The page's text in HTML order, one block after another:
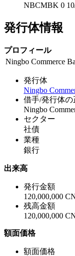
NBCMBK 0
発行体情報
プロフィール
Ningbo Commerce
発行体
Ningbo
借手/発行体
Ningbo
セクター
社債
業種
銀行
出来高
発行金額
120,000,000
残高金額
120,000,000
額面価格
額面価格